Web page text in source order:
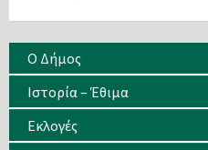
Ο Δήμος
Ιστορία – Έθιμα
Eκλογές